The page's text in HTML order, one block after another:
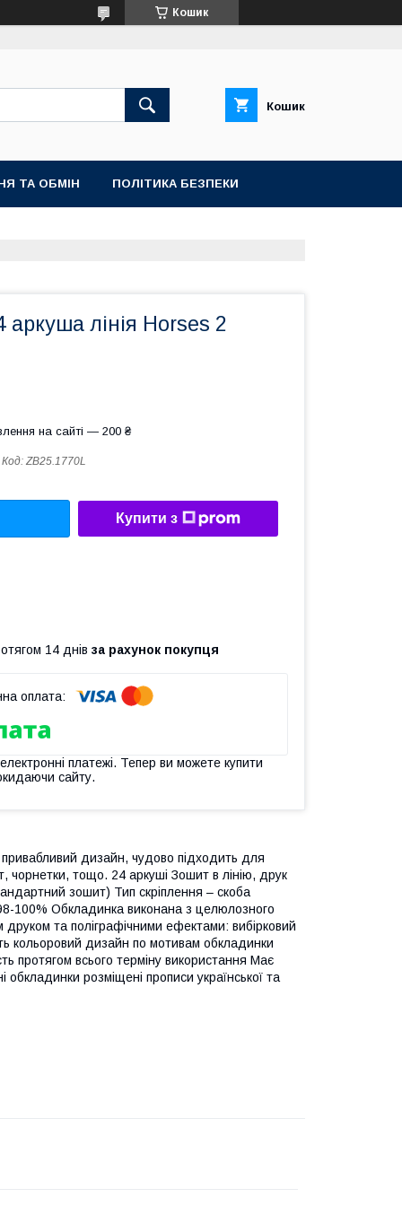
Кошик
Кошик
ТА ОБМІН ПОЛІТИКА БЕЗПЕКИ
лінія Horses 2
на сайті — 200 ₴
Код: ZB25.1770L
Купити з
14 днів за рахунок покупця
платежі. Тепер ви можете купити
сайту.
привабливий дизайн, чудово підходить для
чорнетки, тощо. 24 аркуші Зошит в лінію, друк
зошит) Тип скріплення – скоба
100% Обкладинка виконана з целюлозного
та поліграфічними ефектами: вибірковий
дизайн по мотивам обкладинки
протягом всього терміну використання Має
розміщені прописи української та